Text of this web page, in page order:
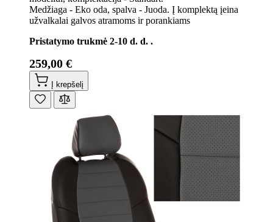
Medžiaga - Eko oda, spalva - Juoda. Į komplektą įeina
užvalkalai galvos atramoms ir porankiams
Pristatymo trukmė 2-10 d. d. .
259,00 €
Į krepšelį